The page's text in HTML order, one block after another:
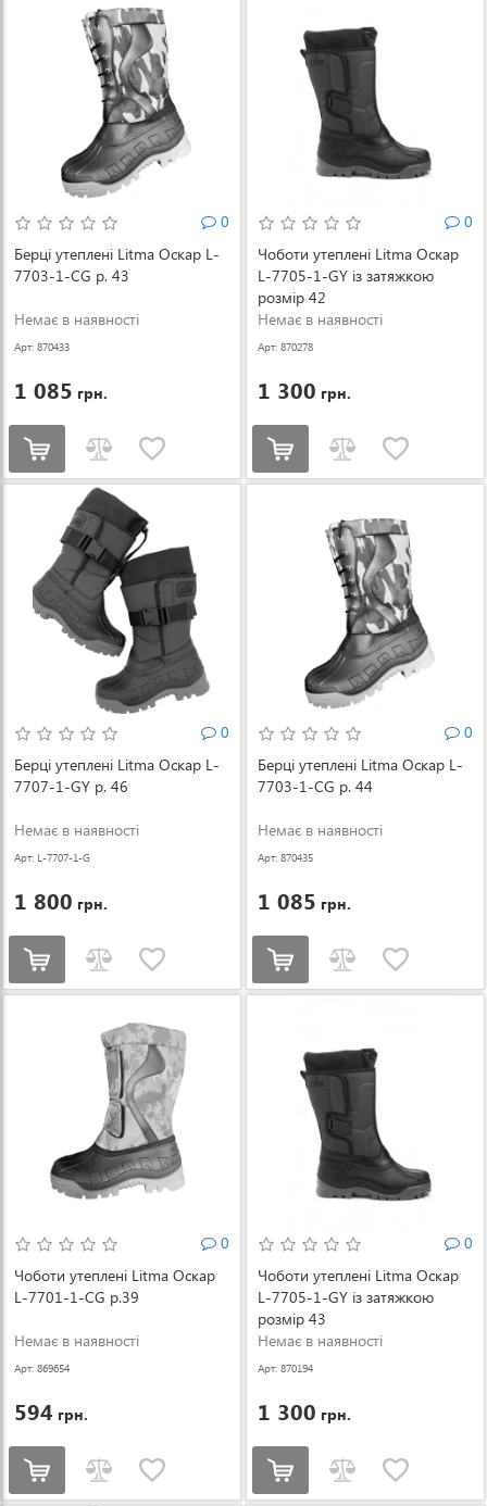
0
Берці утеплені Litma Оскар L-
7703-1-CG р. 43
Немає в наявності
Арт: 870433
1 085 грн.
0
Чоботи утеплені Litma Оскар
L-7705-1-GY із затяжкою
розмір 42
Немає в наявності
Арт: 870278
1 300 грн.
0
Берці утеплені Litma Оскар L-
7707-1-GY р. 46
Немає в наявності
Арт: L-7707-1-G
1 800 грн.
0
Берці утеплені Litma Оскар L-
7703-1-CG р. 44
Немає в наявності
Арт: 870435
1 085 грн.
0
Чоботи утеплені Litma Оскар
L-7701-1-CG р.39
Немає в наявності
Арт: 869654
594 грн.
0
Чоботи утеплені Litma Оскар
L-7705-1-GY із затяжкою
розмір 43
Немає в наявності
Арт: 870194
1 300 грн.